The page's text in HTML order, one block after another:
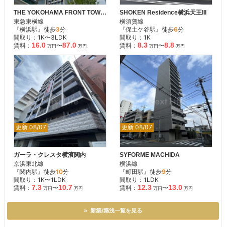
THE YOKOHAMA FRONT TOWER
東急東横線
『横浜駅』徒歩3分
間取り：1K〜3LDK
賃料： 16.0 万円〜87.0 万円
SHOKEN Residence横浜天王III
横須賀線
『保土ケ谷駅』徒歩6分
間取り：1K
賃料： 8.3 万円〜8.8 万円
更新 08/07
ガーラ・クレスタ横濱関内
京浜東北線
『関内駅』徒歩10分
間取り：1K〜1LDK
賃料： 7.3 万円〜10.7 万円
更新 08/07
SYFORME MACHIDA
横浜線
『町田駅』徒歩9分
間取り：1LDK
賃料： 12.3 万円〜13.0 万円
» 新築/築浅一覧を見る